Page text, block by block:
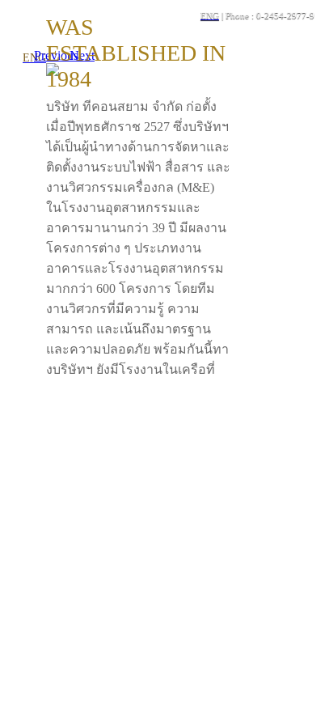
ENG | Phone : 0-2454-2977-9
ENGPreviousNext
WAS
ESTABLISHED IN
1984
บริษัท ทีคอนสยาม จำกัด ก่อตั้ง
เมื่อปีพุทธศักราช 2527 ซึ่งบริษัทฯ
ได้เป็นผู้นำทางด้านการจัดหาและ
ติดตั้งงานระบบไฟฟ้า สื่อสาร และ
งานวิศวกรรมเครื่องกล (M&E)
ในโรงงานอุตสาหกรรมและ
อาคารมานานกว่า 39 ปี มีผลงาน
โครงการต่าง ๆ ประเภทงาน
อาคารและโรงงานอุตสาหกรรม
มากกว่า 600 โครงการ โดยทีม
งานวิศวกรที่มีความรู้ ความ
สามารถ และเน้นถึงมาตรฐาน
และความปลอดภัย พร้อมกันนี้ทา
งบริษัทฯ ยังมีโรงงานในเครือที่